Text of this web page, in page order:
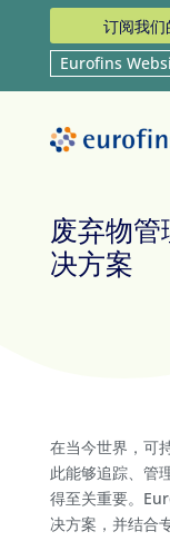
订阅我们
Eurofins
废弃物
决方案
在当今世界，可
此能够追踪、管
得至关重要。
决方案，并结合